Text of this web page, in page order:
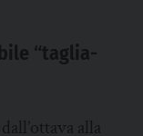
“taglia-
alla